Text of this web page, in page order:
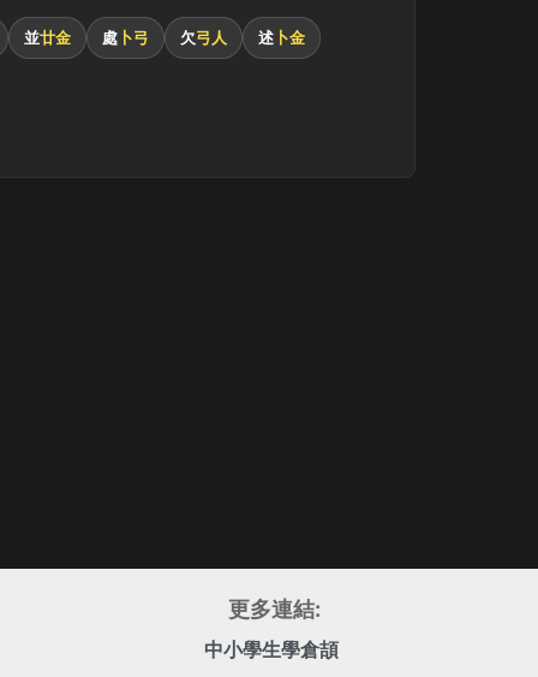
並廿金 處 卜弓 欠弓人 述 卜金
更多連結:
中小學生學倉頡